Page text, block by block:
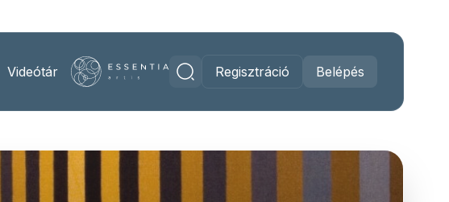
Videótár Regisztráció Belépés